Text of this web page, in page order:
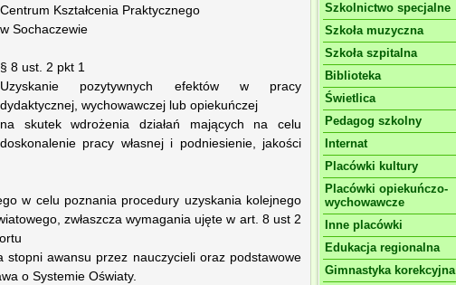
Centrum Kształcenia Praktycznego
w Sochaczewie
§ 8 ust. 2 pkt 1
Uzyskanie pozytywnych efektów w pracy
dydaktycznej, wychowawczej lub opiekuńczej
na skutek wdrożenia działań mających na celu
doskonalenie pracy własnej i podniesienie, jakości
w celu poznania procedury uzyskania kolejnego
zwłaszcza wymagania ujęte w art. 8 ust 2
awansu przez nauczycieli oraz podstawowe
o Systemie Oświaty.
Szkolnictwo specjalne
Szkoła muzyczna
Szkoła szpitalna
Biblioteka
Świetlica
Pedagog szkolny
Internat
Placówki kultury
Placówki opiekuńczo-
wychowawcze
Inne placówki
Edukacja regionalna
Gimnastyka korekcyjna